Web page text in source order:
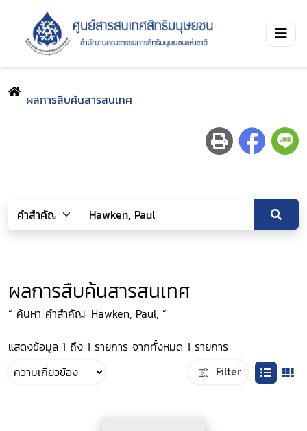
ผลการสืบค้นสารสนเทศ
ผลการสืบค้นสารสนเทศ
“ ค้นหา คำสำคัญ: Hawken, Paul, ”
แสดงข้อมูล 1 ถึง 1 รายการ จากทั้งหมด 1 รายการ
Filter